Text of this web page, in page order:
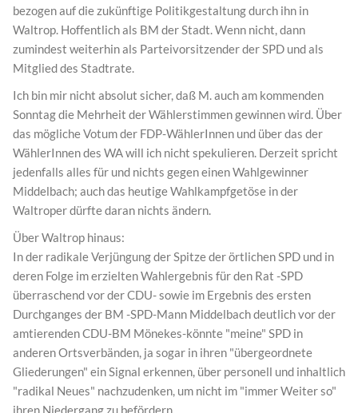
bezogen auf die zukünftige Politikgestaltung durch ihn in
Waltrop. Hoffentlich als BM der Stadt. Wenn nicht, dann
zumindest weiterhin als Parteivorsitzender der SPD und als
Mitglied des Stadtrate.
Ich bin mir nicht absolut sicher, daß M. auch am kommenden
Sonntag die Mehrheit der Wählerstimmen gewinnen wird. Über
das mögliche Votum der FDP-WählerInnen und über das der
WählerInnen des WA will ich nicht spekulieren. Derzeit spricht
jedenfalls alles für und nichts gegen einen Wahlgewinner
Middelbach; auch das heutige Wahlkampfgetöse in der
Waltroper dürfte daran nichts ändern.
Über Waltrop hinaus:
In der radikale Verjüngung der Spitze der örtlichen SPD und in
deren Folge im erzielten Wahlergebnis für den Rat -SPD
überraschend vor der CDU- sowie im Ergebnis des ersten
Durchganges der BM -SPD-Mann Middelbach deutlich vor der
amtierenden CDU-BM Mönekes-könnte "meine" SPD in
anderen Ortsverbänden, ja sogar in ihren "übergeordnete
Gliederungen" ein Signal erkennen, über personell und inhaltlich
"radikal Neues" nachzudenken, um nicht im "immer Weiter so"
ihren Niedergang zu befördern.